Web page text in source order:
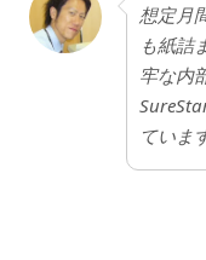
想定月
も紙詰
牢な内
ていま